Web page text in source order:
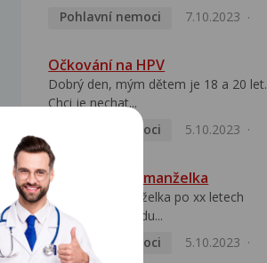
Pohlavní nemoci
7.10.2023
Očkování na HPV
Dobrý den, mým dětem je 18 a 20 let.
Chci je nechat...
Pohlavní nemoci
5.10.2023
HPV pozitivní manželka
Dobrý den, manželka po xx letech
přivezla z Východu...
Pohlavní nemoci
5.10.2023